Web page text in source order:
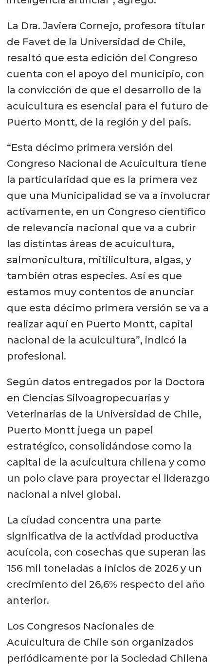
La Dra. Javiera Cornejo, profesora titular
de Favet de la Universidad de Chile,
resaltó que esta edición del Congreso
cuenta con el apoyo del municipio, con
la convicción de que el desarrollo de la
acuicultura es esencial para el futuro de
Puerto Montt, de la región y del país.
“Esta décimo primera versión del
Congreso Nacional de Acuicultura tiene
la particularidad que es la primera vez
que una Municipalidad se va a involucrar
activamente, en un Congreso científico
de relevancia nacional que va a cubrir
las distintas áreas de acuicultura,
salmonicultura, mitilicultura, algas, y
también otras especies. Así es que
estamos muy contentos de anunciar
que esta décimo primera versión se va a
realizar aquí en Puerto Montt, capital
nacional de la acuicultura”, indicó la
profesional.
Según datos entregados por la Doctora
en Ciencias Silvoagropecuarias y
Veterinarias de la Universidad de Chile,
Puerto Montt juega un papel
estratégico, consolidándose como la
capital de la acuicultura chilena y como
un polo clave para proyectar el liderazgo
nacional a nivel global.
La ciudad concentra una parte
significativa de la actividad productiva
acuícola, con cosechas que superan las
156 mil toneladas a inicios de 2026 y un
crecimiento del 26,6% respecto del año
anterior.
Los Congresos Nacionales de
Acuicultura de Chile son organizados
periódicamente por la Sociedad Chilena